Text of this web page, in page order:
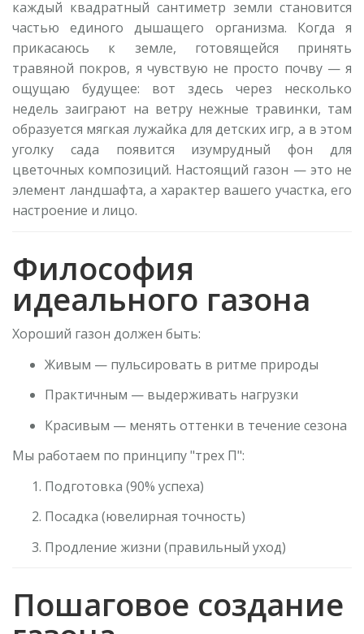
каждый квадратный сантиметр земли становится
частью единого дышащего организма. Когда я
прикасаюсь к земле, готовящейся принять
травяной покров, я чувствую не просто почву — я
ощущаю будущее: вот здесь через несколько
недель заиграют на ветру нежные травинки, там
образуется мягкая лужайка для детских игр, а в этом
уголку сада появится изумрудный фон для
цветочных композиций. Настоящий газон — это не
элемент ландшафта, а характер вашего участка, его
настроение и лицо.
Философия
идеального газона
Хороший газон должен быть:
Живым — пульсировать в ритме природы
Практичным — выдерживать нагрузки
Красивым — менять оттенки в течение сезона
Мы работаем по принципу "трех П":
Подготовка (90% успеха)
Посадка (ювелирная точность)
Продление жизни (правильный уход)
Пошаговое создание